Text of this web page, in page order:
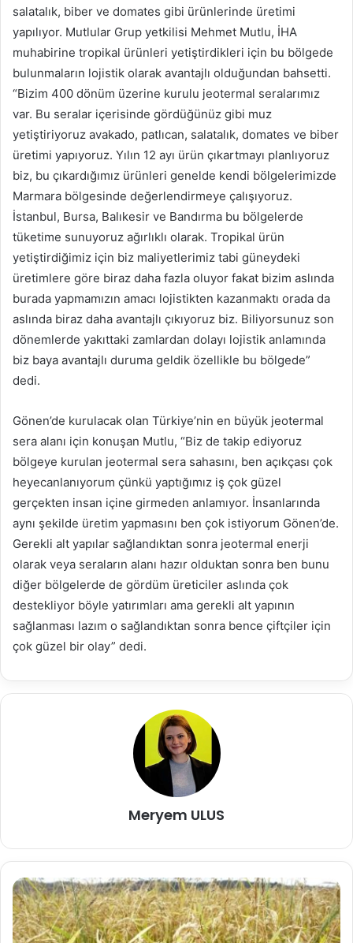
salatalık, biber ve domates gibi ürünlerinde üretimi
yapılıyor. Mutlular Grup yetkilisi Mehmet Mutlu, İHA
muhabirine tropikal ürünleri yetiştirdikleri için bu bölgede
bulunmaların lojistik olarak avantajlı olduğundan bahsetti.
“Bizim 400 dönüm üzerine kurulu jeotermal seralarımız
var. Bu seralar içerisinde gördüğünüz gibi muz
yetiştiriyoruz avakado, patlıcan, salatalık, domates ve biber
üretimi yapıyoruz. Yılın 12 ayı ürün çıkartmayı planlıyoruz
biz, bu çıkardığımız ürünleri genelde kendi bölgelerimizde
Marmara bölgesinde değerlendirmeye çalışıyoruz.
İstanbul, Bursa, Balıkesir ve Bandırma bu bölgelerde
tüketime sunuyoruz ağırlıklı olarak. Tropikal ürün
yetiştirdiğimiz için biz maliyetlerimiz tabi güneydeki
üretimlere göre biraz daha fazla oluyor fakat bizim aslında
burada yapmamızın amacı lojistikten kazanmaktı orada da
aslında biraz daha avantajlı çıkıyoruz biz. Biliyorsunuz son
dönemlerde yakıttaki zamlardan dolayı lojistik anlamında
biz baya avantajlı duruma geldik özellikle bu bölgede”
dedi.
Gönen’de kurulacak olan Türkiye’nin en büyük jeotermal
sera alanı için konuşan Mutlu, “Biz de takip ediyoruz
bölgeye kurulan jeotermal sera sahasını, ben açıkçası çok
heyecanlanıyorum çünkü yaptığımız iş çok güzel
gerçekten insan içine girmeden anlamıyor. İnsanlarında
aynı şekilde üretim yapmasını ben çok istiyorum Gönen’de.
Gerekli alt yapılar sağlandıktan sonra jeotermal enerji
olarak veya seraların alanı hazır olduktan sonra ben bunu
diğer bölgelerde de gördüm üreticiler aslında çok
destekliyor böyle yatırımları ama gerekli alt yapının
sağlanması lazım o sağlandıktan sonra bence çiftçiler için
çok güzel bir olay” dedi.
Meryem ULUS